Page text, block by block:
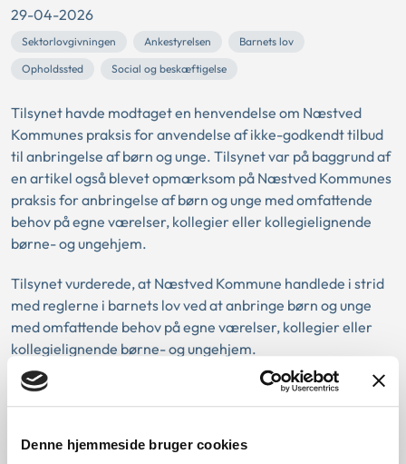
Denne hjemmeside bruger cookies
29-04-2026
Sektorlovgivningen Ankestyrelsen
Barnets lov
Opholdssted
Social og beskæftigelse
Tilsynet havde modtaget en henvendelse om Næstved
Kommunes praksis for anvendelse af ikke-godkendt tilbud
til anbringelse af børn og unge. Tilsynet var på baggrund af
en artikel også blevet opmærksom på Næstved Kommunes
praksis for anbringelse af børn og unge med omfattende
behov på egne værelser, kollegier eller kollegielignende
børne- og ungehjem.
Tilsynet vurderede, at Næstved Kommune handlede i strid
med reglerne i barnets lov ved at anbringe børn og unge
med omfattende behov på egne værelser, kollegier eller
kollegielignende børne- og ungehjem.
Tilsynet vurderede også, at Næstved Kommune handlede i
strid med barnets lov ved at anbringe børn og unge i ikke-
udstrækning på tre uger samt eventuelt forlængelse på